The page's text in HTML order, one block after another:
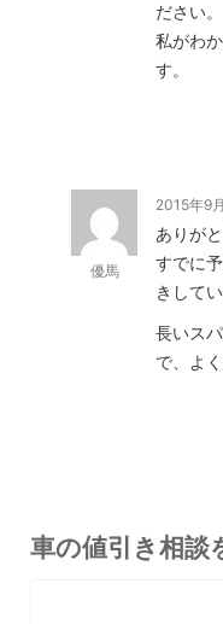
ださい。
私がわ
す。
優馬
2015年9
ありが
すでに
きして
長いス
で、よ
車の値引き相談